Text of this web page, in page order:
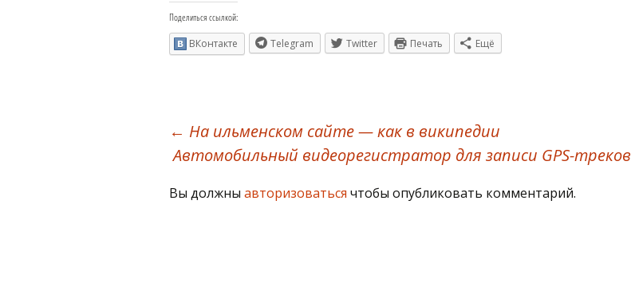
Поделиться ссылкой:
ВКонтакте
Telegram Twitter Печать Ещё
← На ильменском сайте — как в википедии
Автомобильный видеорегистратор для записи GPS-треков
Вы должны авторизоваться чтобы опубликовать комментарий.